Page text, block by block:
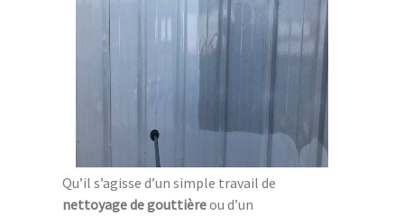
Qu’il s’agisse d’un simple travail de
nettoyage de gouttièreou d’un